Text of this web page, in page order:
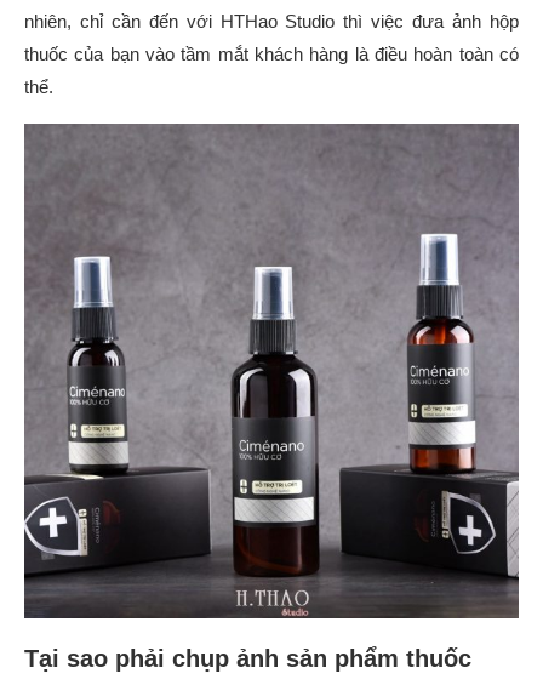
nhiên, chỉ cần đến với HTHao Studio thì việc đưa ảnh hộp
thuốc của bạn vào tầm mắt khách hàng là điều hoàn toàn có
thể.
Tại sao phải chụp ảnh sản phẩm thuốc